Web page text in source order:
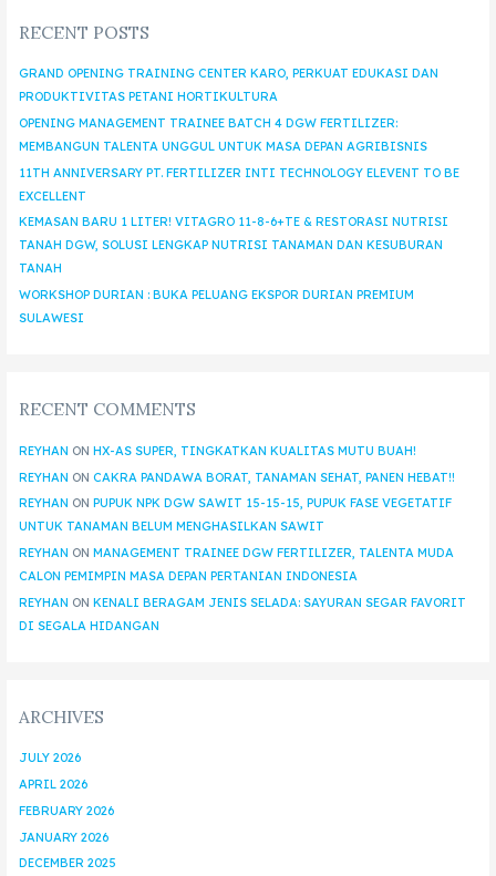
RECENT POSTS
GRAND OPENING TRAINING CENTER KARO, PERKUAT EDUKASI DAN
PRODUKTIVITAS PETANI HORTIKULTURA
OPENING MANAGEMENT TRAINEE BATCH 4 DGW FERTILIZER:
MEMBANGUN TALENTA UNGGUL UNTUK MASA DEPAN AGRIBISNIS
11TH ANNIVERSARY PT. FERTILIZER INTI TECHNOLOGY ELEVENT TO BE
EXCELLENT
KEMASAN BARU 1 LITER! VITAGRO 11-8-6+TE & RESTORASI NUTRISI
TANAH DGW, SOLUSI LENGKAP NUTRISI TANAMAN DAN KESUBURAN
TANAH
WORKSHOP DURIAN : BUKA PELUANG EKSPOR DURIAN PREMIUM
SULAWESI
RECENT COMMENTS
REYHAN ON HX-AS SUPER, TINGKATKAN KUALITAS MUTU BUAH!
REYHAN ON CAKRA PANDAWA BORAT, TANAMAN SEHAT, PANEN HEBAT!!
REYHAN ON PUPUK NPK DGW SAWIT 15-15-15, PUPUK FASE VEGETATIF
UNTUK TANAMAN BELUM MENGHASILKAN SAWIT
REYHAN ON MANAGEMENT TRAINEE DGW FERTILIZER, TALENTA MUDA
CALON PEMIMPIN MASA DEPAN PERTANIAN INDONESIA
REYHAN ON KENALI BERAGAM JENIS SELADA: SAYURAN SEGAR FAVORIT
DI SEGALA HIDANGAN
ARCHIVES
JULY 2026
APRIL 2026
FEBRUARY 2026
JANUARY 2026
DECEMBER 2025